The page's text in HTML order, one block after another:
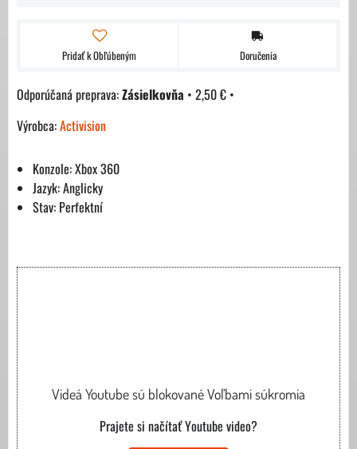
Pridať k Obľúbeným Doručenia
Zásielkovňa • 2,50 € •
Výrobca:Activision
Konzole: Xbox 360
Jazyk: Anglicky
Stav: Perfektní
Videá Youtube sú blokované Voľbami súkromia
Prajete si načítať Youtube video?